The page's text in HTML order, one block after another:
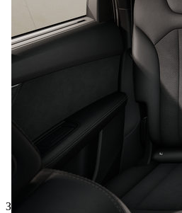
Загальна ціна з ПДВ